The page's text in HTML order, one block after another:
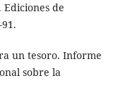
de
un tesoro. Informe
sobre la